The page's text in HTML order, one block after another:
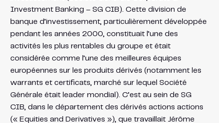
Investment Banking – SG CIB). Cette division de
banque d’investissement, particulièrement développée
pendant les années 2000, constituait l’une des
activités les plus rentables du groupe et était
considérée comme l’une des meilleures équipes
européennes sur les produits dérivés (notamment les
warrants et certificats, marché sur lequel Société
Générale était leader mondial). C’est au sein de SG
CIB, dans le département des dérivés actions actions
(« Equities and Derivatives »), que travaillait Jérôme